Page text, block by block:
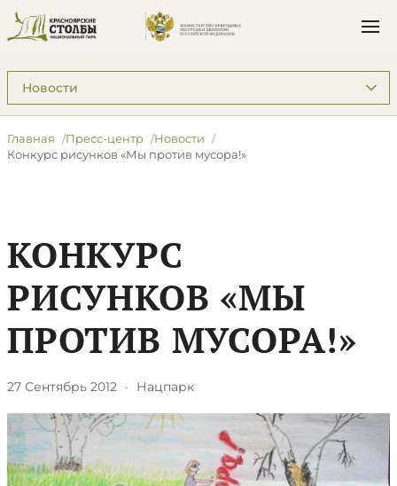
Подразделы: Пресс-центр
Главная Пресс-центр
Новости
Конкурс рисунков «Мы против мусора!»
КОНКУРС
РИСУНКОВ «МЫ
ПРОТИВ МУСОРА!»
27 Сентябрь 2012 · Нацпарк